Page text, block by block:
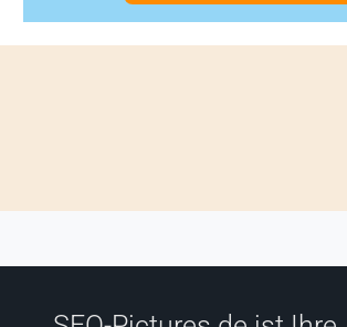
Optimizationan, indem sie künstliche